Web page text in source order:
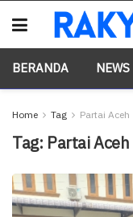
BERANDA NEWS
Home Tag Partai Aceh
Tag: Partai Aceh